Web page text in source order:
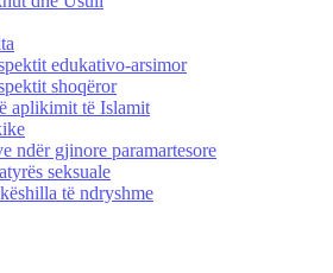
edukativo-arsimor
shoqëror
aplikimit të Islamit
ndër gjinore paramartesore
seksuale
të ndryshme